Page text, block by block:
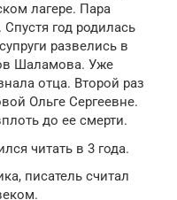
лагере. Пара
год родилась
развелись в
Шаламова. Уже
отца. Второй раз
Ольге Сергеевне.
до ее смерти.
читать в 3 года.
писатель считал